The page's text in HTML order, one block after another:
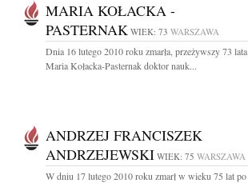
MARIA KOŁACKA -
PASTERNAK WIEK: 73 WARSZAWA
Dnia 16 lutego 2010 roku zmarła, przeżywszy 73 lata
Maria Kołacka-Pasternak doktor nauk...
ANDRZEJ FRANCISZEK
ANDRZEJEWSKI WIEK: 75 WARSZAWA
W dniu 17 lutego 2010 roku zmarł w wieku 75 lat po